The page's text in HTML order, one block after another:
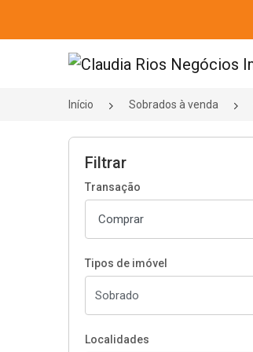
Página inicial
Início Sobrados à venda
Filtrar
Transação
Tipos de imóvel
Localidades